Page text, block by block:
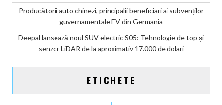
Producătorii auto chinezi, principalii beneficiari ai subvenților
guvernamentale EV din Germania
Deepal lansează noul SUV electric S05: Tehnologie de top și
senzor LiDAR de la aproximativ 17.000 de dolari
ETICHETE